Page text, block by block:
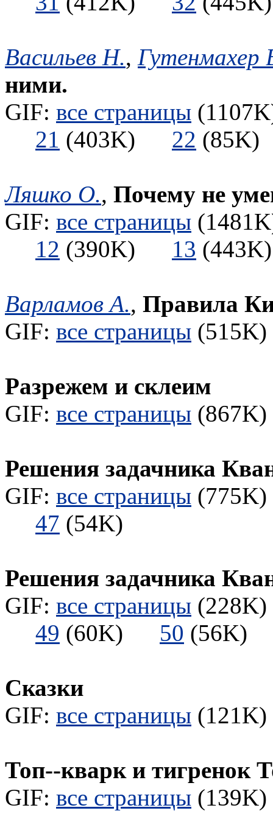
Васильев Н., Гутенмахер
ними.
GIF: все страницы
21 (403K) 22
Ляшко О., Почему не
GIF: все страницы
12 (390K) 13
Варламов А., Правила
GIF: все страницы
Разрежем и склеим
GIF: все страницы
Решения задачника
GIF: все страницы
47 (54K)
Решения задачника
GIF: все страницы
49 (60K) 50
Сказки
GIF: все страницы
Топ--кварк и тигренок
GIF: все страницы